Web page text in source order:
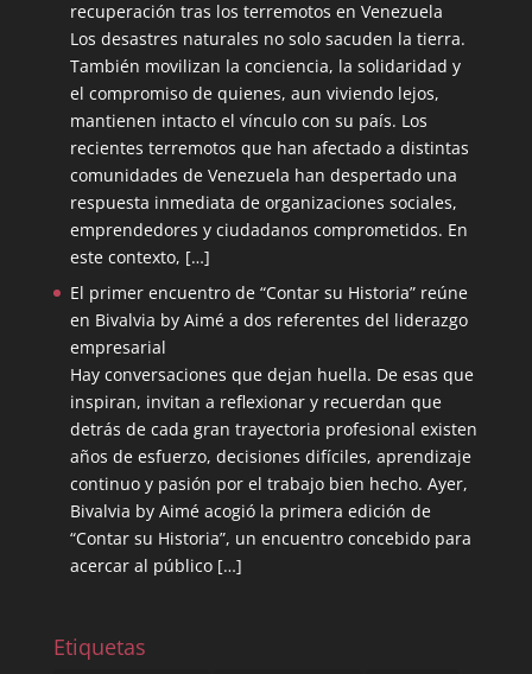
recuperación tras los terremotos en Venezuela
Los desastres naturales no solo sacuden la tierra.
También movilizan la conciencia, la solidaridad y
el compromiso de quienes, aun viviendo lejos,
mantienen intacto el vínculo con su país. Los
recientes terremotos que han afectado a distintas
comunidades de Venezuela han despertado una
respuesta inmediata de organizaciones sociales,
emprendedores y ciudadanos comprometidos. En
este contexto, […]
El primer encuentro de “Contar su Historia” reúne
en Bivalvia by Aimé a dos referentes del liderazgo
empresarial
Hay conversaciones que dejan huella. De esas que
inspiran, invitan a reflexionar y recuerdan que
detrás de cada gran trayectoria profesional existen
años de esfuerzo, decisiones difíciles, aprendizaje
continuo y pasión por el trabajo bien hecho. Ayer,
Bivalvia by Aimé acogió la primera edición de
“Contar su Historia”, un encuentro concebido para
acercar al público […]
Etiquetas